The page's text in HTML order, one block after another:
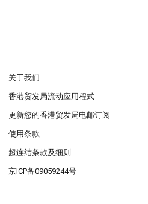
关于我们
香港贸发局流动应用程式
更新您的香港贸发局电邮订阅
使用条款
超连结条款及细则
京ICP备09059244号